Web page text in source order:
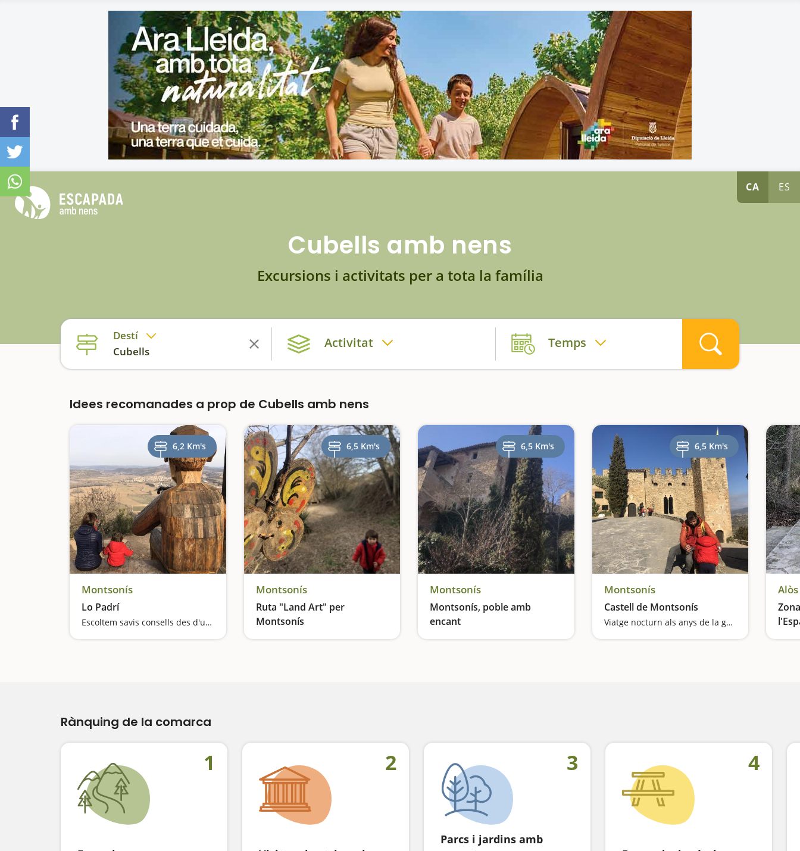
CA ES
Cubells amb nens
Excursions i activitats per a tota la família
Destí
Cubells
Activitat Temps
Idees recomanades a prop de Cubells amb nens
6,2 Km's
Montsonís
Lo Padrí
Escoltem savis consells des d'un mirador privilegiat
6,5 Km's
Montsonís
Ruta "Land Art" per
Montsonís
Obres d'art entre corriols i el cant dels ocells
6,5 Km's
Montsonís
Montsonís, poble amb
encant
Tornem a l'època medieval
6,5 Km's
Montsonís
Castell de Montsonís
Viatge nocturn als anys de la guerra entree àrabs i cristians
Rànquing de la comarca
1 2 3
Parcs i jardins amb
4